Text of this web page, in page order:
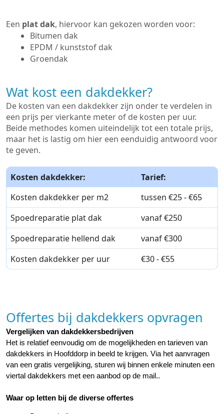
Een plat dak, hiervoor kan gekozen worden voor:
Bitumen dak
EPDM / kunststof dak
Groendak
Wat kost een dakdekker?
De kosten van een dakdekker zijn onder te verdelen in
een prijs per vierkante meter of de kosten per uur.
Beide methodes komen uiteindelijk tot een totale prijs,
maar het is lastig om hier een eenduidig antwoord voor
te geven.
Kosten dakdekker:
Tarief:
Kosten dakdekker per m2
tussen €25 - €65
Spoedreparatie plat dak
vanaf €250
Spoedreparatie hellend dak
vanaf €300
Kosten dakdekker per uur
€30 - €55
Offertes bij dakdekkers opvragen
Vergelijken van dakdekkersbedrijven
Het is relatief eenvoudig om de mogelijkheden en tarieven van
dakdekkers in Hoofddorp in beeld te krijgen. Via het aanvragen
van een gratis vergelijking, sturen wij binnen enkele minuten een
viertal dakdekkers met een aanbod op de mail..
Waar op letten bij de diverse offertes